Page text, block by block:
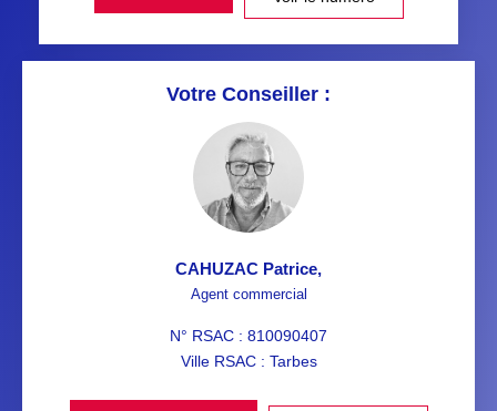
Votre Conseiller :
CAHUZAC Patrice,
Agent commercial
N° RSAC : 810090407
Ville RSAC : Tarbes